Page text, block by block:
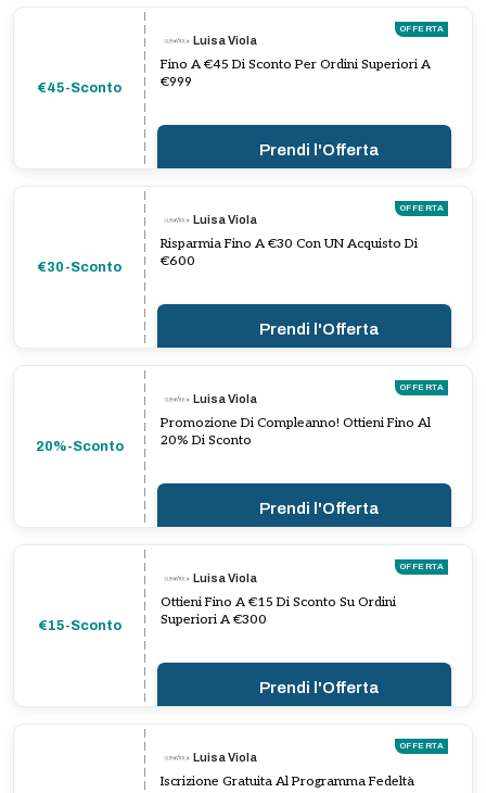
€45-Sconto
OFFERTA
Luisa Viola
Fino A €45 Di Sconto Per Ordini Superiori A
€999
Prendi l'Offerta
€30-Sconto
OFFERTA
Luisa Viola
Risparmia Fino A €30 Con UN Acquisto Di
€600
Prendi l'Offerta
20%-Sconto
OFFERTA
Luisa Viola
Promozione Di Compleanno! Ottieni Fino Al
20% Di Sconto
Prendi l'Offerta
€15-Sconto
OFFERTA
Luisa Viola
Ottieni Fino A €15 Di Sconto Su Ordini
Superiori A €300
Prendi l'Offerta
OFFERTA
Luisa Viola
Iscrizione Gratuita Al Programma Fedeltà